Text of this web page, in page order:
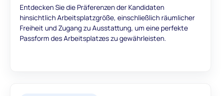
Entdecken Sie die Präferenzen der Kandidaten
hinsichtlich Arbeitsplatzgröße, einschließlich räumlicher
Freiheit und Zugang zu Ausstattung, um eine perfekte
Passform des Arbeitsplatzes zu gewährleisten.